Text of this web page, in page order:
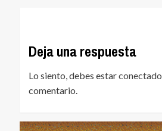
Deja una respuesta
Lo siento, debes estarconectado
comentario.